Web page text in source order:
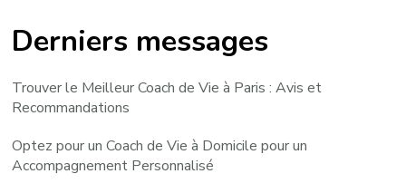
Derniers messages
Trouver le Meilleur Coach de Vie à Paris : Avis et
Recommandations
Optez pour un Coach de Vie à Domicile pour un
Accompagnement Personnalisé